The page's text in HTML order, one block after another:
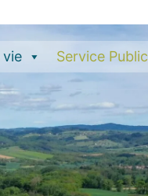
vie Service Public